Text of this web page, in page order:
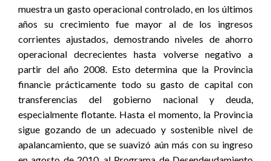
muestra un gasto operacional controlado, en los últimos
años su crecimiento fue mayor al de los ingresos
corrientes ajustados, demostrando niveles de ahorro
operacional decrecientes hasta volverse negativo a
partir del año 2008. Esto determina que la Provincia
financie prácticamente todo su gasto de capital con
transferencias del gobierno nacional y deuda,
especialmente flotante. Hasta el momento, la Provincia
sigue gozando de un adecuado y sostenible nivel de
apalancamiento, que se suavizó aún más con su ingreso